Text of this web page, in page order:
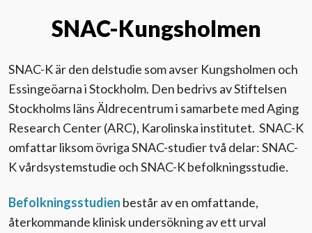
SNAC-Kungsholmen
SNAC-K är den delstudie som avser Kungsholmen och
Essingeöarna i Stockholm. Den bedrivs av Stiftelsen
Stockholms läns Äldrecentrum i samarbete med Aging
Research Center (ARC), Karolinska institutet. SNAC-K
omfattar liksom övriga SNAC-studier två delar: SNAC-
K vårdsystemstudie och SNAC-K befolkningsstudie.
Befolkningsstudien består av en omfattande,
återkommande klinisk undersökning av ett urval